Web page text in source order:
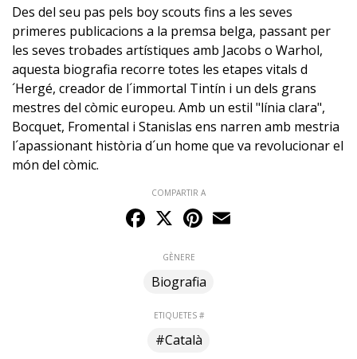
Des del seu pas pels boy scouts fins a les seves
primeres publicacions a la premsa belga, passant per
les seves trobades artístiques amb Jacobs o Warhol,
aquesta biografia recorre totes les etapes vitals d
´Hergé, creador de l´immortal Tintín i un dels grans
mestres del còmic europeu. Amb un estil "línia clara",
Bocquet, Fromental i Stanislas ens narren amb mestria
l´apassionant història d´un home que va revolucionar el
món del còmic.
COMPARTIR A
Facebook
X Pinterest
GÈNERE
Biografia
ETIQUETES #
#Català